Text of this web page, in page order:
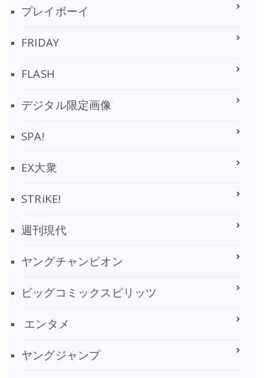
プレイボーイ
FRIDAY
FLASH
デジタル限定画像
SPA!
EX大衆
STRiKE!
週刊現代
ヤングチャンピオン
ビッグコミックスピリッツ
エンタメ
ヤングジャンプ